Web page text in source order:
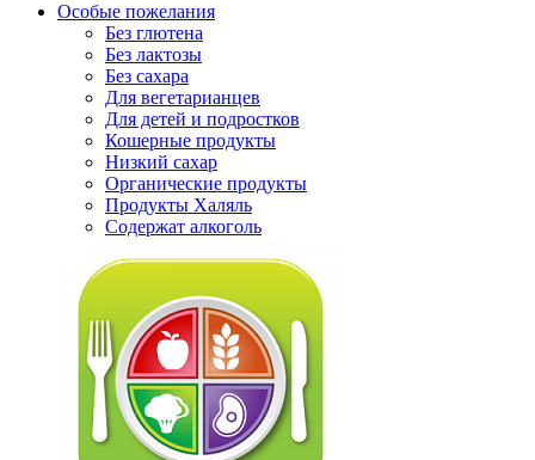
Особые пожелания
Без глютена
Без лактозы
Без сахара
Для вегетарианцев
Для детей и подростков
Кошерные продукты
Низкий сахар
Органические продукты
Продукты Халяль
Содержат алкоголь